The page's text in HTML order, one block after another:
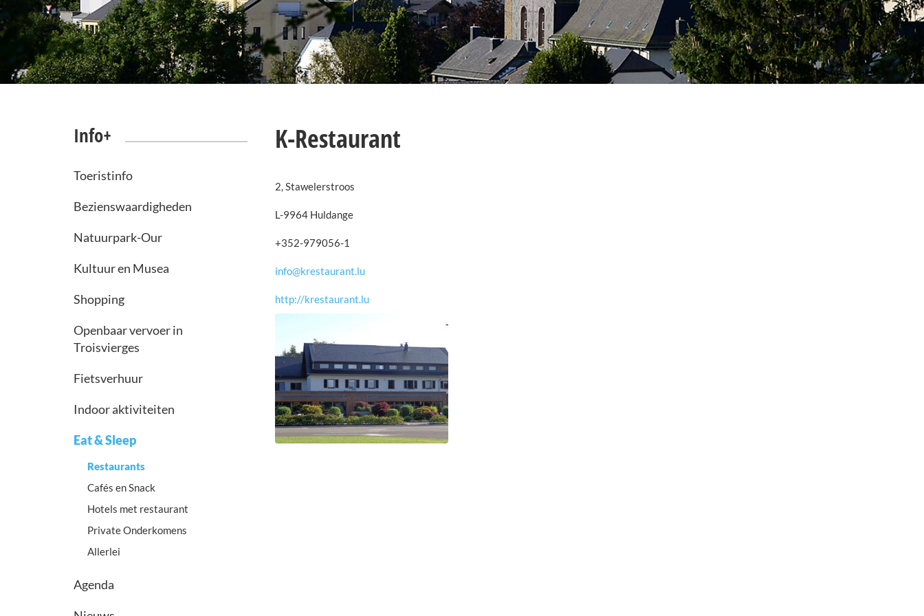
Info+
Toeristinfo
Bezienswaardigheden
Natuurpark-Our
Kultuur en Musea
Shopping
Openbaar vervoer in
Troisvierges
Fietsverhuur
Indoor aktiviteiten
Eat & Sleep
Restaurants
Cafés en Snack
Hotels met restaurant
Private Onderkomens
Allerlei
Agenda
K-Restaurant
2, Stawelerstroos
L-9964 Huldange
+352-979056-1
info@krestaurant.lu
http://krestaurant.lu